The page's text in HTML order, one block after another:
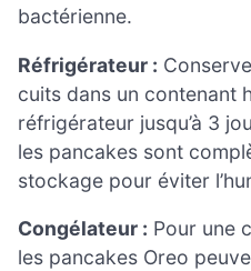
bactérienne.
Réfrigérateur :
cuits dans un contenant
réfrigérateur jusqu’à 3
les pancakes sont
stockage pour éviter
Congélateur : Pour une
les pancakes Oreo